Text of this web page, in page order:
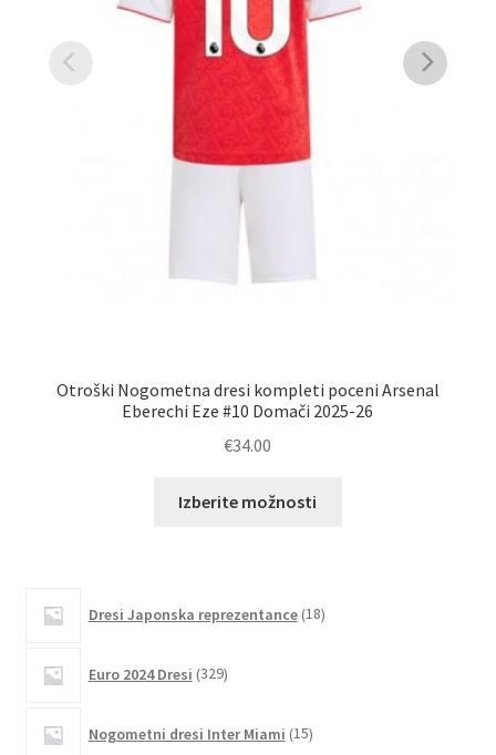
Otroški Nogometna dresi kompleti poceni Arsenal
Eberechi Eze #10 Domači 2025-26
€34.00
Izberite možnosti
Dresi Japonska reprezentance 18izdelkov
Euro 2024 Dresi 329izdelkov
Nogometni dresi Inter Miami 15izdelkov